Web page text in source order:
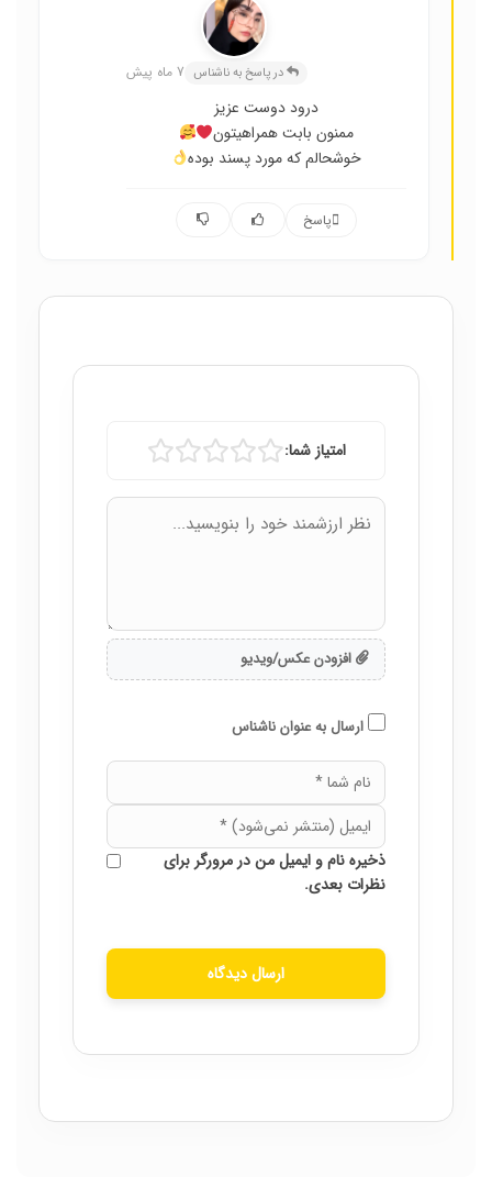
در پاسخ به ناشناس 7 ماه پیش
درود دوست عزیز
ممنون بابت همراهیتون
خوشحالم که مورد پسند بوده
پاسخ
امتیاز شما:
افزودن عکس/ویدیو
ارسال به عنوان ناشناس
ذخیره نام و ایمیل من در مرورگر برای
نظرات بعدی.
ارسال دیدگاه